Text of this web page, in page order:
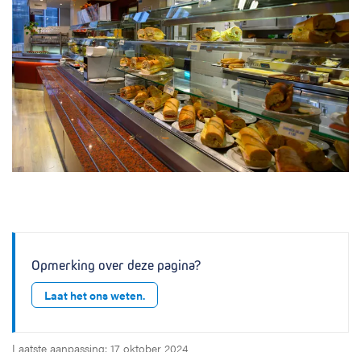
Opmerking over deze pagina?
Laat het ons weten.
Laatste aanpassing: 17 oktober 2024